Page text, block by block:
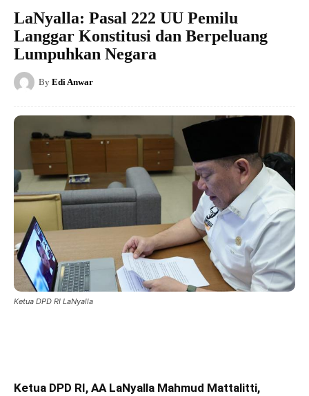
LaNyalla: Pasal 222 UU Pemilu
Langgar Konstitusi dan Berpeluang
Lumpuhkan Negara
By Edi Anwar
Ketua DPD RI LaNyalla
Ketua DPD RI, AA LaNyalla Mahmud Mattalitti,